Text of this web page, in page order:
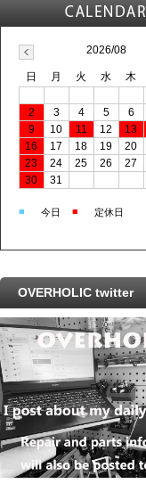
2026/08
日 月 火 水 木
2
3 4 5 6
9
10 11 12 13
16
17 18 19 20
23
24 25 26 27
30
31
■ 今日 ■ 定休日
OVERHOLIC twitter